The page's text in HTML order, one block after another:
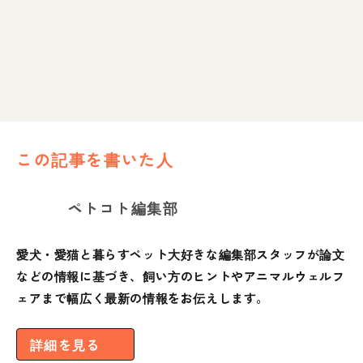
この記事を書いた人
ペトコト編集部
愛犬・愛猫と暮らすペット大好きな編集部スタッフが論文
などの情報に基づき、飼い方のヒントやアニマルウェルフ
ェアまで幅広く最新の情報をお伝えします。
詳細を見る